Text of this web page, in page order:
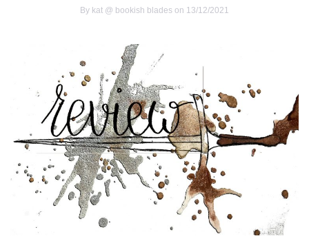
By kat @ bookish blades on 13/12/2021